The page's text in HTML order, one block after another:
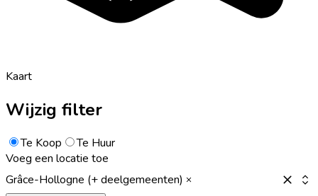
Kaart
Wijzig filter
Te Koop
Te Huur
Voeg een locatie toe
Grâce-Hollogne (+ deelgemeenten)